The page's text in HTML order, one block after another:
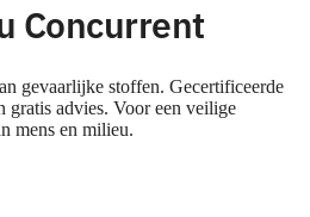
Concurrent
gevaarlijke stoffen. Gecertificeerde
gratis advies. Voor een veilige
mens en milieu.